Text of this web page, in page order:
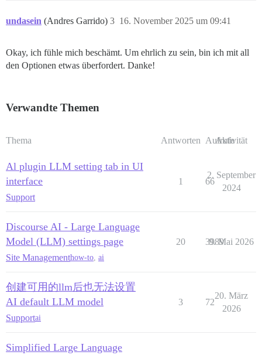
undasein (Andres Garrido) 16. November 2025 um 09:41
3
Okay, ich fühle mich beschämt. Um ehrlich zu sein, bin ich mit all
den Optionen etwas überfordert. Danke!
Verwandte Themen
Thema Antworten Aufrufe
Aktivität
Al plugin LLM setting tab in UI
interface
Support
1 66
2. September
2024
Discourse AI - Large Language
Model (LLM) settings page
Site Managementhow-to, ai
20 3989
9. Mai 2026
创建可用的llm后也无法设置
AI default LLM model
Supportai
3 72
20. März
2026
Simplified Large Language